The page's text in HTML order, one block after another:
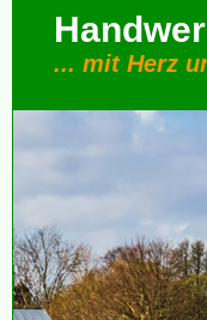
... mit Herz